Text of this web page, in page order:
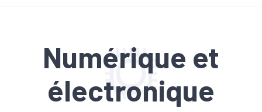
Numérique et
électronique